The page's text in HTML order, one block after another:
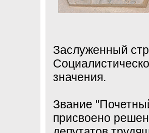
Заслуженный
значения.
Звание
присвоено